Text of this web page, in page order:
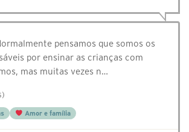
pensamos que somos os
por ensinar as crianças com
mas muitas vezes n…
Amor e família